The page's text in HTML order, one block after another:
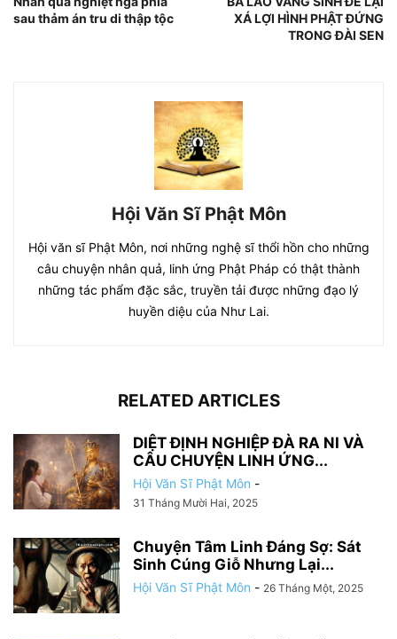
sau thảm án tru di thập tộc
XÁ LỢI HÌNH PHẬT ĐỨNG
TRONG ĐÀI SEN
Hội Văn Sĩ Phật Môn
Hội văn sĩ Phật Môn, nơi những nghệ sĩ thổi hồn cho những
câu chuyện nhân quả, linh ứng Phật Pháp có thật thành
những tác phẩm đặc sắc, truyền tải được những đạo lý
huyền diệu của Như Lai.
RELATED ARTICLES
DIỆT ĐỊNH NGHIỆP ĐÀ RA NI VÀ
CÂU CHUYỆN LINH ỨNG...
Hội Văn Sĩ Phật Môn -
31 Tháng Mười Hai, 2025
Chuyện Tâm Linh Đáng Sợ: Sát
Sinh Cúng Giỗ Nhưng Lại...
Hội Văn Sĩ Phật Môn - 26 Tháng Một, 2025